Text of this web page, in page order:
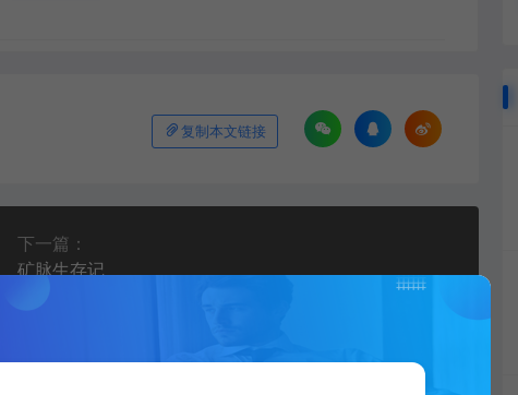
复制本文链接
下一篇：
矿脉生存记